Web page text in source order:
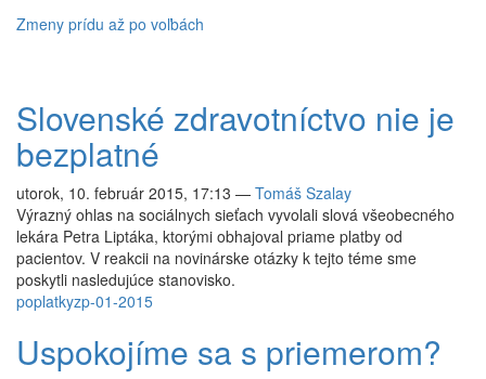
Zmeny prídu až po voľbách
Slovenské zdravotníctvo nie je
bezplatné
utorok, 10. február 2015, 17:13 — Tomáš Szalay
Výrazný ohlas na sociálnych sieťach vyvolali slová všeobecného
lekára Petra Liptáka, ktorými obhajoval priame platby od
pacientov. V reakcii na novinárske otázky k tejto téme sme
poskytli nasledujúce stanovisko.
poplatkyzp-01-2015
Uspokojíme sa s priemerom?